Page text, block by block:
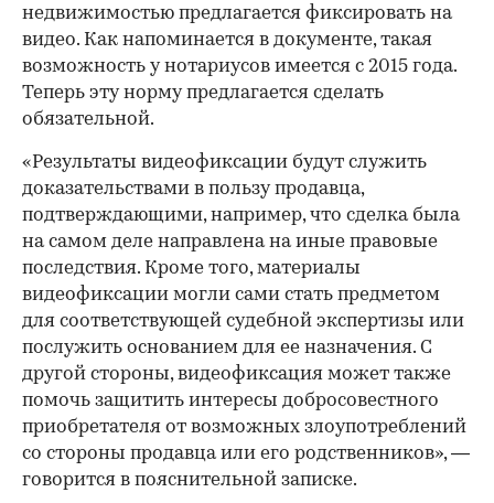
недвижимостью предлагается фиксировать на
видео. Как напоминается в документе, такая
возможность у нотариусов имеется с 2015 года.
Теперь эту норму предлагается сделать
обязательной.
00:00 / 00:00
«Результаты видеофиксации будут служить
доказательствами в пользу продавца,
подтверждающими, например, что сделка была
на самом деле направлена на иные правовые
последствия. Кроме того, материалы
видеофиксации могли сами стать предметом
для соответствующей судебной экспертизы или
послужить основанием для ее назначения. С
другой стороны, видеофиксация может также
помочь защитить интересы добросовестного
приобретателя от возможных злоупотреблений
со стороны продавца или его родственников», —
говорится в пояснительной записке.